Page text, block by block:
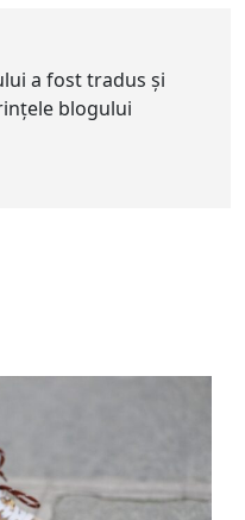
a fost tradus și
blogului